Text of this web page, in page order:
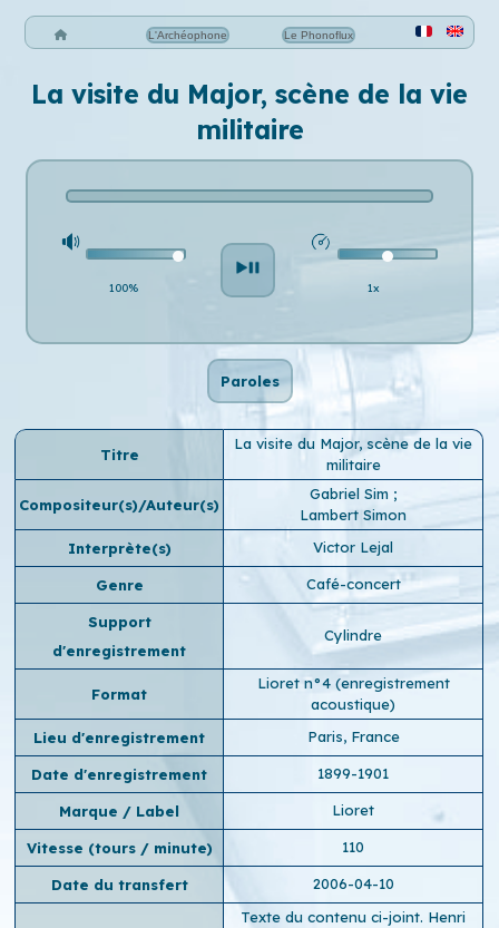
L'Archéophone Le Phonoflux
La visite du Major, scène de la vie
militaire
100% 1x
Paroles
Titre
La visite du Major, scène de la vie
militaire
Compositeur(s)/Auteur(s)
Gabriel Sim ;
Lambert Simon
Interprète(s)
Victor Lejal
Genre Café-concert
Support
d'enregistrement
Cylindre
Format
Lioret n°4 (enregistrement
acoustique)
Lieu d'enregistrement
Paris, France
Date d'enregistrement 1899-1901
Marque / Label Lioret
Vitesse (tours / minute) 110
Date du transfert 2006-04-10
Texte du contenu ci-joint. Henri